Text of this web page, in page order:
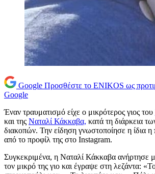
Google Προσθέστε το ENIKOS ως
Google
Έναν τραυματισμό είχε ο μικρότερος γιος του
και της Ναταλί Κάκκαβα, κατά τη διάρκεια
διακοπών. Την είδηση γνωστοποίησε η ίδια
από το προφίλ της στο Instagram.
Συγκεκριμένα, η Ναταλί Κάκκαβα ανήρτησε
τον μικρό της γιο και έγραψε στη λεζάντα: